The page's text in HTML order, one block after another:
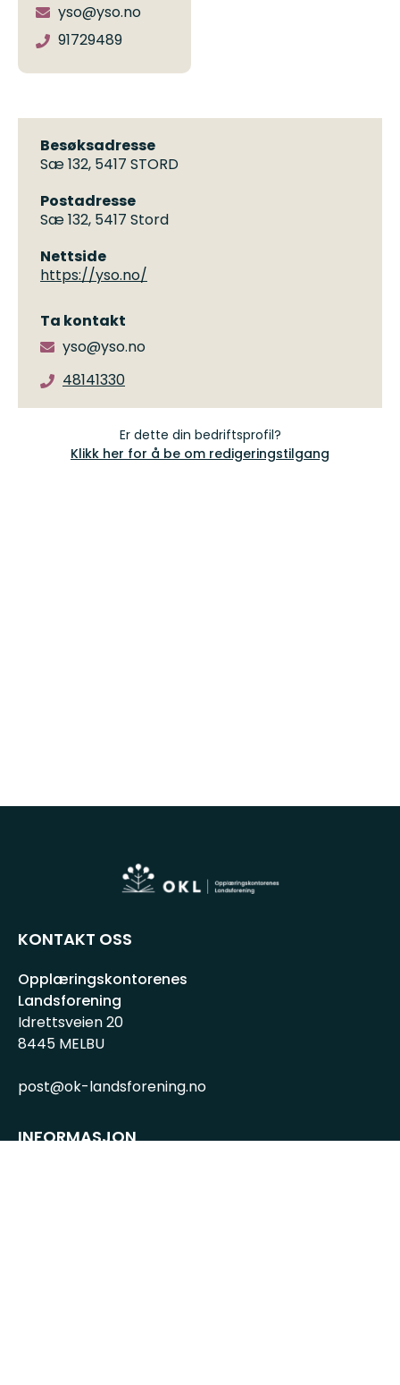
yso@yso.no
91729489
Besøksadresse
Sæ 132, 5417 STORD
Postadresse
Sæ 132, 5417 Stord
Nettside
https://yso.no/
Ta kontakt
yso@yso.no
48141330
Er dette din bedriftsprofil?
Klikk her for å be om redigeringstilgang
KONTAKT OSS
Opplæringskontorenes
Landsforening
Idrettsveien 20
8445 MELBU
post@ok-landsforening.no
INFORMASJON